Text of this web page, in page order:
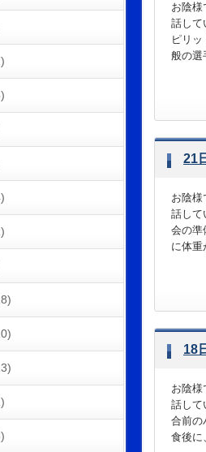
お陰様
話して
ピリ
般の選
21
お陰様
話して
会の準
に体重
18
お陰様
話して
合前の
食後に